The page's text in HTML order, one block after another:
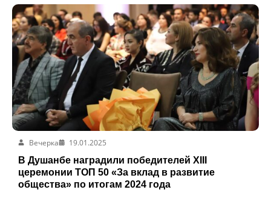
Вечерка
19.01.2025
В Душанбе наградили победителей ХIII
церемонии ТОП 50 «За вклад в развитие
общества» по итогам 2024 года